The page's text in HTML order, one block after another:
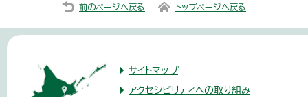
前のページへ戻る トップページへ戻る
サイトマップ
アクセシビリティへの取り組み